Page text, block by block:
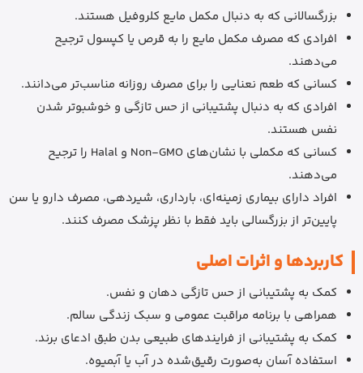
بزرگسالانی که به دنبال مکمل مایع کلروفیل هستند.
افرادی که مصرف مکمل مایع را به قرص یا کپسول ترجیح
می‌دهند.
کسانی که طعم نعنایی را برای مصرف روزانه مناسب‌تر می‌دانند.
افرادی که به دنبال پشتیبانی از حس تازگی و خوشبوتر شدن
نفس هستند.
کسانی که مکملی با نشان‌های Non-GMO و Halal را ترجیح
می‌دهند.
افراد دارای بیماری زمینه‌ای، بارداری، شیردهی، مصرف دارو یا سن
پایین‌تر از بزرگسالی باید فقط با نظر پزشک مصرف کنند.
کاربردها و اثرات اصلی
کمک به پشتیبانی از حس تازگی دهان و نفس.
همراهی با برنامه مراقبت عمومی و سبک زندگی سالم.
کمک به پشتیبانی از فرایندهای طبیعی بدن طبق ادعای برند.
استفاده آسان به‌صورت رقیق‌شده در آب یا آبمیوه.